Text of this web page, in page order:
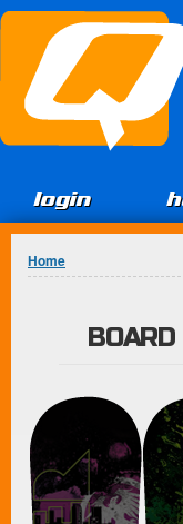
Jump to Content
login
You are here
Home